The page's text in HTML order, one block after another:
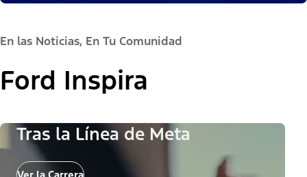
En las Noticias, En Tu Comunidad
Ford Inspira
Tras la Línea de Meta